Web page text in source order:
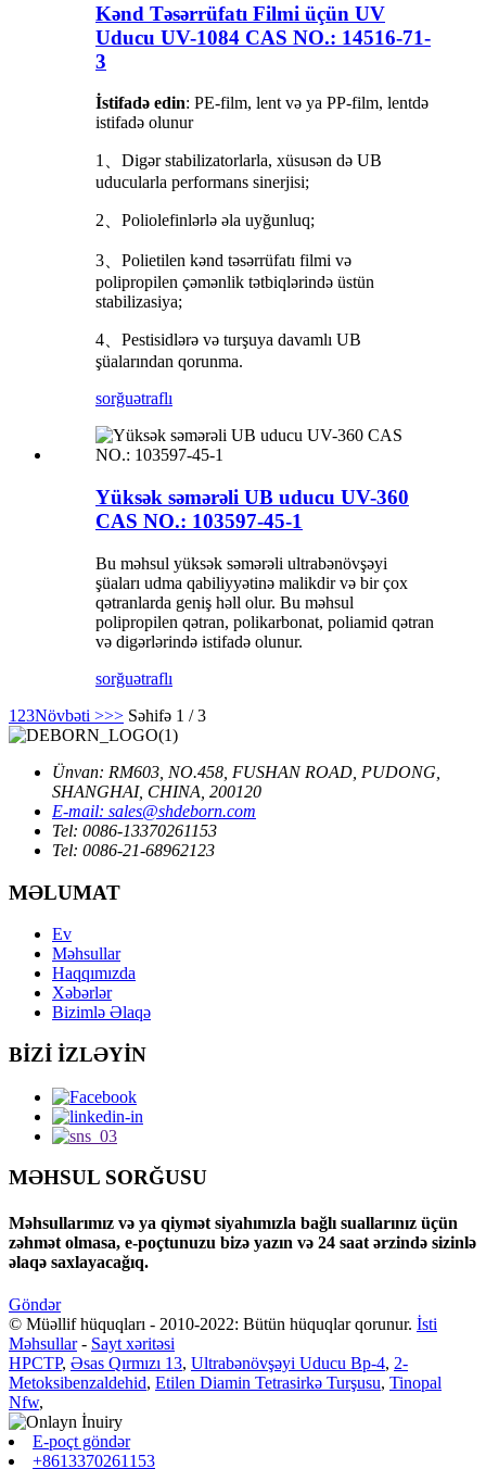
Kənd Təsərrüfatı Filmi üçün UV
Uducu UV-1084 CAS NO.: 14516-71-
3
İstifadə edin: PE-film, lent və ya PP-film, lentdə
istifadə olunur
1、 Digər stabilizatorlarla, xüsusən də UB
uducularla performans sinerjisi;
2、 Poliolefinlərlə əla uyğunluq;
3、 Polietilen kənd təsərrüfatı filmi və
polipropilen çəmənlik tətbiqlərində üstün
stabilizasiya;
4、 Pestisidlərə və turşuya davamlı UB
şüalarından qorunma.
sorğuətraflı
Yüksək səmərəli UB uducu UV-360
CAS NO.: 103597-45-1
Bu məhsul yüksək səmərəli ultrabənövşəyi
şüaları udma qabiliyyətinə malikdir və bir çox
qətranlarda geniş həll olur. Bu məhsul
polipropilen qətran, polikarbonat, poliamid qətran
və digərlərində istifadə olunur.
sorğuətraflı
1 23Növbəti >>> Səhifə 1 / 3
Ünvan: RM603, NO.458, FUSHAN ROAD, PUDONG,
SHANGHAI, CHINA, 200120
E-mail: sales@shdeborn.com
Tel: 0086-13370261153
Tel: 0086-21-68962123
MƏLUMAT
Ev
Məhsullar
Haqqımızda
Xəbərlər
Bizimlə Əlaqə
BİZİ İZLƏYİN
MƏHSUL SORĞUSU
Məhsullarımız və ya qiymət siyahımızla bağlı suallarınız üçün
zəhmət olmasa, e-poçtunuzu bizə yazın və 24 saat ərzində sizinlə
əlaqə saxlayacağıq.
Göndər
© Müəllif hüquqları - 2010-2022: Bütün hüquqlar qorunur. İsti
Məhsullar- Sayt xəritəsi
HPCTP, Əsas Qırmızı 13, Ultrabənövşəyi Uducu Bp-4, 2-
Metoksibenzaldehid, Etilen Diamin Tetrasirkə Turşusu, Tinopal
Nfw,
E-poçt göndər
+8613370261153